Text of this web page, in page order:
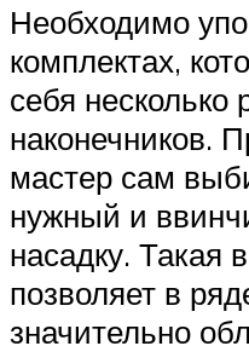
Необходимо
комплектах,
себя несколько
наконечников.
мастер сам
нужный и
насадку. Такая
позволяет в
значительно